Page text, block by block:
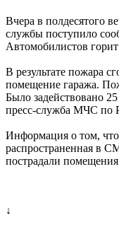
Вчера в полдесятого
службы поступило
Автомобилистов горит
В результате пожара
помещение гаража.
Было задействовано
пресс-служба МЧС по
Информация о том,
распространенная в
пострадали
↓